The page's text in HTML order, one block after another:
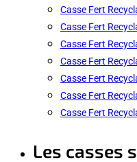
Casse Fert
Casse Fert
Casse Fert
Casse Fert
Casse Fert
Casse Fert
Casse Fert
Les casses